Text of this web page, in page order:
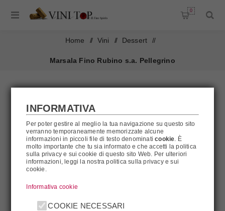
0
Home / Vini / Dessert /
Marsala Fino Rubino s.a. Pellegrino
INFORMATIVA
Per poter gestire al meglio la tua navigazione su questo sito
verranno temporaneamente memorizzate alcune
informazioni in piccoli file di testo denominaticookie . È
molto importante che tu sia informato e che accetti la politica
sulla privacy e sui cookie di questo sito Web. Per ulteriori
informazioni, leggi la nostra politica sulla privacy e sui
cookie.
Informativa cookie
COOKIE NECESSARI